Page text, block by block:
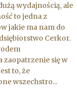
wydajnością, ale
to jedna z
jakie ma nam do
Cerkor.
zaopatrzenie się w
to, że
wszechstro...